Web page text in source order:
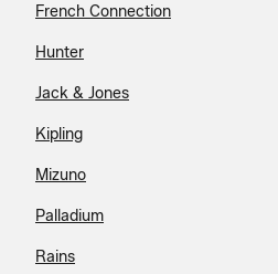
French Connection
Hunter
Jack & Jones
Kipling
Mizuno
Palladium
Rains